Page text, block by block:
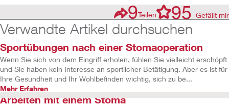
9Teilen 95 Gefällt mir
Verwandte Artikel durchsuchen
Sportübungen nach einer Stomaoperation
Wenn Sie sich von dem Eingriff erholen, fühlen Sie vielleicht erschöpft
und Sie haben kein Interesse an sportlicher Betätigung. Aber es ist für
Ihre Gesundheit und Ihr Wohlbefinden wichtig, sich zu be...
Mehr Erfahren
Arbeiten mit einem Stoma